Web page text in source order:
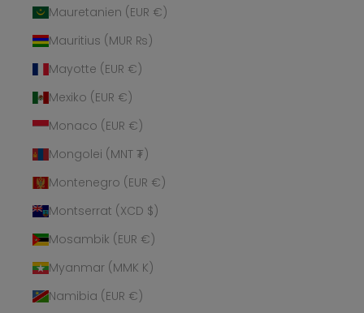
Mauretanien (EUR €)
Mauritius (MUR ₨)
Mayotte (EUR €)
Mexiko (EUR €)
Monaco (EUR €)
Mongolei (MNT ₮)
Montenegro (EUR €)
Montserrat (XCD $)
Mosambik (EUR €)
Myanmar (MMK K)
Namibia (EUR €)